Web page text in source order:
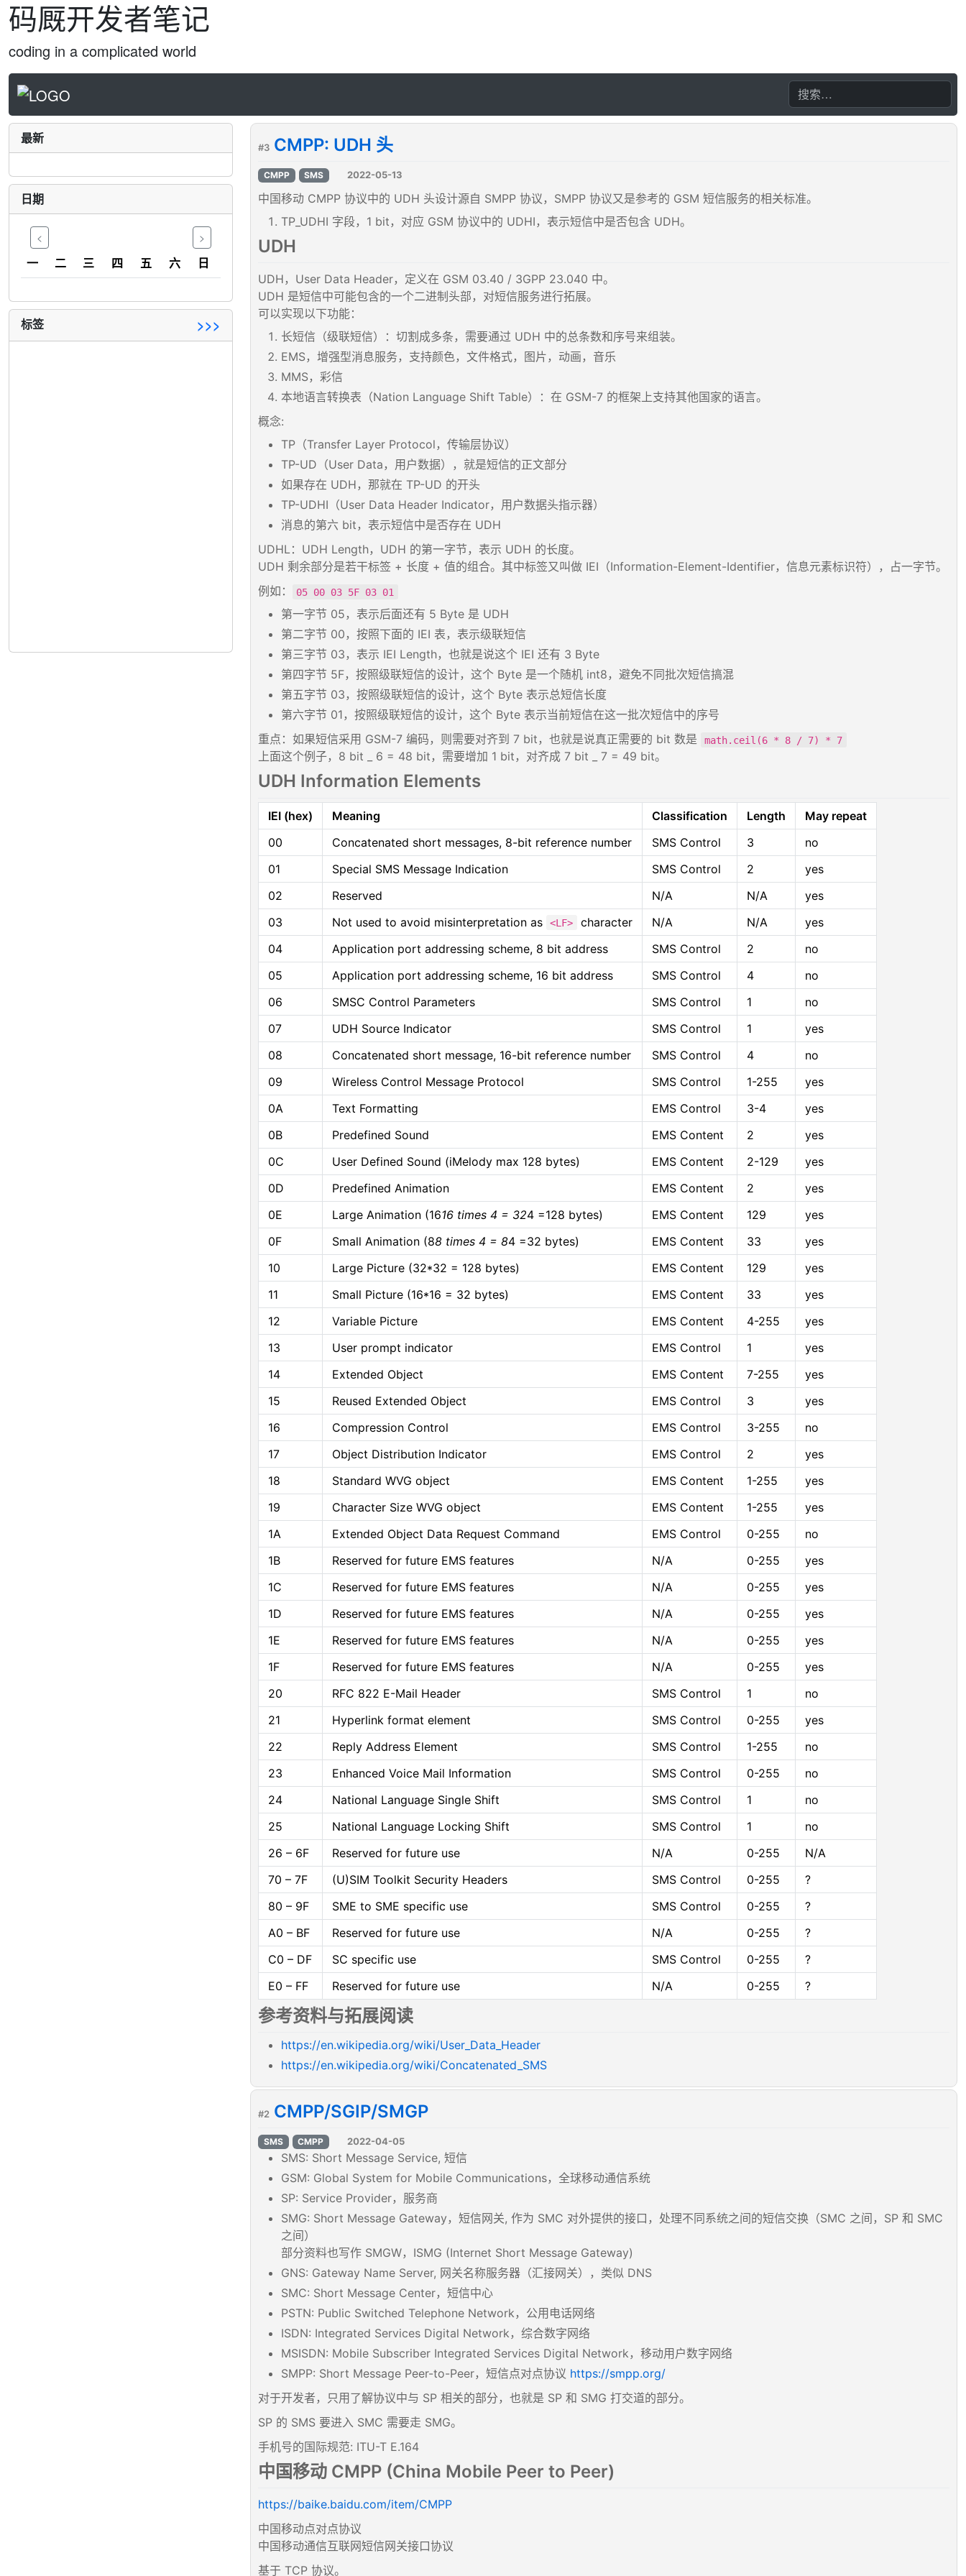
码厩开发者笔记
coding in a complicated world
最新
日期
< >
一 二 三 四 五 六 日
标签 >>>
#3 CMPP: UDH 头
CMPP SMS 2022-05-13
中国移动 CMPP 协议中的 UDH 头设计源自 SMPP 协议，SMPP 协议又是参考的 GSM 短信服务的相关标准。
TP_UDHI 字段，1 bit，对应 GSM 协议中的 UDHI，表示短信中是否包含 UDH。
UDH
UDH，User Data Header，定义在 GSM 03.40 / 3GPP 23.040 中。
UDH 是短信中可能包含的一个二进制头部，对短信服务进行拓展。
可以实现以下功能：
长短信（级联短信）：切割成多条，需要通过 UDH 中的总条数和序号来组装。
EMS，增强型消息服务，支持颜色，文件格式，图片，动画，音乐
MMS，彩信
本地语言转换表（Nation Language Shift Table）：在 GSM-7 的框架上支持其他国家的语言。
概念:
TP（Transfer Layer Protocol，传输层协议）
TP-UD（User Data，用户数据），就是短信的正文部分
如果存在 UDH，那就在 TP-UD 的开头
TP-UDHI（User Data Header Indicator，用户数据头指示器）
消息的第六 bit，表示短信中是否存在 UDH
UDHL：UDH Length，UDH 的第一字节，表示 UDH 的长度。
UDH 剩余部分是若干标签 + 长度 + 值的组合。其中标签又叫做 IEI（Information-Element-Identifier，信息元素标识符），占一字节。
例如：
05 00 03 5F 03 01
第一字节 05，表示后面还有 5 Byte 是 UDH
第二字节 00，按照下面的 IEI 表，表示级联短信
第三字节 03，表示 IEI Length，也就是说这个 IEI 还有 3 Byte
第四字节 5F，按照级联短信的设计，这个 Byte 是一个随机 int8，避免不同批次短信搞混
第五字节 03，按照级联短信的设计，这个 Byte 表示总短信长度
第六字节 01，按照级联短信的设计，这个 Byte 表示当前短信在这一批次短信中的序号
重点：如果短信采用 GSM-7 编码，则需要对齐到 7 bit，也就是说真正需要的 bit 数是
math.ceil(6 * 8 / 7) * 7
上面这个例子，8 bit _ 6 = 48 bit，需要增加 1 bit，对齐成 7 bit _ 7 = 49 bit。
UDH Information Elements
IEI (hex) Meaning Classification Length
May repeat
00
Concatenated short messages, 8-bit reference number SMS Control 3
no
01
Special SMS Message Indication SMS Control 2
yes
02
Reserved N/A N/A
yes
03
Not used to avoid misinterpretation as <LF> character N/A N/A
yes
04
Application port addressing scheme, 8 bit address SMS Control 2
no
05
Application port addressing scheme, 16 bit address SMS Control 4
no
06
SMSC Control Parameters SMS Control 1
no
07
UDH Source Indicator SMS Control 1
yes
08
Concatenated short message, 16-bit reference number SMS Control 4
no
09
Wireless Control Message Protocol SMS Control 1-255
yes
0A
Text Formatting EMS Control 3-4
yes
0B
Predefined Sound EMS Content 2
yes
0C
User Defined Sound (iMelody max 128 bytes) EMS Content 2-129
yes
0D
Predefined Animation EMS Content 2
yes
0E
Large Animation (1616 times 4 = 324 =128 bytes) EMS Content 129
yes
0F
Small Animation (88 times 4 = 84 =32 bytes) EMS Content 33
yes
10
Large Picture (32*32 = 128 bytes) EMS Content 129
yes
11
Small Picture (16*16 = 32 bytes) EMS Content 33
yes
12
Variable Picture EMS Content 4-255
yes
13
User prompt indicator EMS Control 1
yes
14
Extended Object EMS Content 7-255
yes
15
Reused Extended Object EMS Control 3
yes
16
Compression Control EMS Control 3-255
no
17
Object Distribution Indicator EMS Control 2
yes
18
Standard WVG object EMS Content 1-255
yes
19
Character Size WVG object EMS Content 1-255
yes
1A
Extended Object Data Request Command EMS Control 0-255
no
1B
Reserved for future EMS features N/A 0-255
yes
1C
Reserved for future EMS features N/A 0-255
yes
1D
Reserved for future EMS features N/A 0-255
yes
1E
Reserved for future EMS features N/A 0-255
yes
1F
Reserved for future EMS features N/A 0-255
yes
20
RFC 822 E-Mail Header SMS Control 1
no
21
Hyperlink format element SMS Control 0-255
yes
22
Reply Address Element SMS Control 1-255
no
23
Enhanced Voice Mail Information SMS Control 0-255
no
24
National Language Single Shift SMS Control 1
no
25
National Language Locking Shift SMS Control 1
no
26 – 6F
Reserved for future use N/A 0-255
N/A
70 – 7F
(U)SIM Toolkit Security Headers SMS Control 0-255
?
80 – 9F
SME to SME specific use SMS Control 0-255
?
A0 – BF
Reserved for future use N/A 0-255
?
C0 – DF
SC specific use SMS Control 0-255
?
E0 – FF
Reserved for future use N/A 0-255 ?
参考资料与拓展阅读
https://en.wikipedia.org/wiki/User_Data_Header
https://en.wikipedia.org/wiki/Concatenated_SMS
#2 CMPP/SGIP/SMGP
SMS CMPP 2022-04-05
SMS: Short Message Service, 短信
GSM: Global System for Mobile Communications，全球移动通信系统
SP: Service Provider，服务商
SMG: Short Message Gateway，短信网关, 作为 SMC 对外提供的接口，处理不同系统之间的短信交换（SMC 之间，SP 和 SMC
之间）
部分资料也写作 SMGW，ISMG (Internet Short Message Gateway)
GNS: Gateway Name Server, 网关名称服务器（汇接网关），类似 DNS
SMC: Short Message Center，短信中心
PSTN: Public Switched Telephone Network，公用电话网络
ISDN: Integrated Services Digital Network，综合数字网络
MSISDN: Mobile Subscriber Integrated Services Digital Network，移动用户数字网络
SMPP: Short Message Peer-to-Peer，短信点对点协议 https://smpp.org/
对于开发者，只用了解协议中与 SP 相关的部分，也就是 SP 和 SMG 打交道的部分。
SP 的 SMS 要进入 SMC 需要走 SMG。
手机号的国际规范: ITU-T E.164
中国移动 CMPP (China Mobile Peer to Peer)
https://baike.baidu.com/item/CMPP
中国移动点对点协议
中国移动通信互联网短信网关接口协议
基于 TCP 协议。